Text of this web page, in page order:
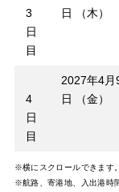
3
日
目
日 （木）
4
日
目
2027年4月
日 （金）
※横にスクロールできます。
※航路、寄港地、入出港時